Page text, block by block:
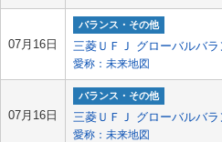
07月16日
バランス・その他
三菱ＵＦＪ グローバルバラ
愛称：未来地図
07月16日
バランス・その他
三菱ＵＦＪ グローバルバラ
愛称：未来地図